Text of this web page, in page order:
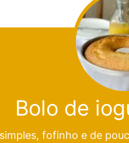
Bolo de
fofinho e de